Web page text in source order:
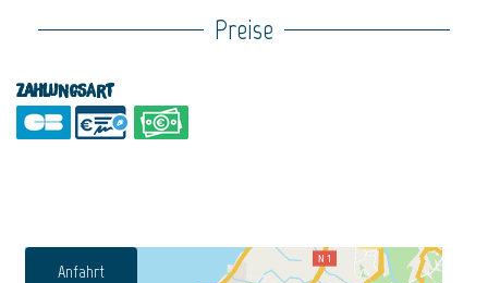
Preise
Zahlungsart
Anfahrt